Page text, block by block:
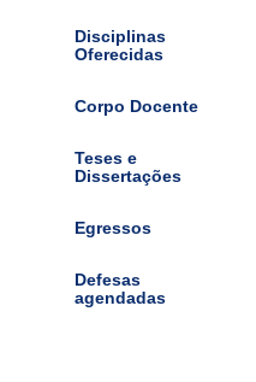
Disciplinas
Oferecidas
Corpo Docente
Teses e
Dissertações
Egressos
Defesas
agendadas